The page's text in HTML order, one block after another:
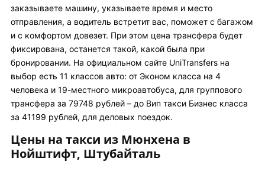
заказываете машину, указываете время и место
отправления, а водитель встретит вас, поможет с багажом
и с комфортом довезет. При этом цена трансфера будет
фиксирована, останется такой, какой была при
бронировании. На официальном сайте UniTransfers на
выбор есть 11 классов авто: от Эконом класса на 4
человека и 19-местного микроавтобуса, для группового
трансфера за 79748 рублей – до Вип такси Бизнес класса
за 41199 рублей, для деловых поездок.
Цены на такси из Мюнхена в
Нойштифт, Штубайталь